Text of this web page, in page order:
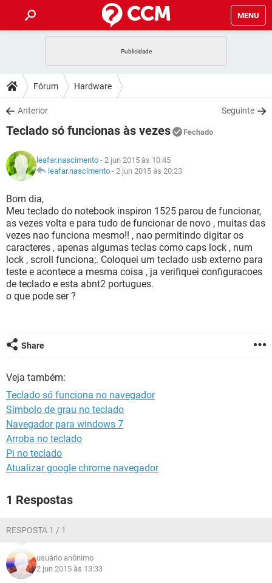
MENU
CELULAR
OUTLOOK
INSTAGRAM GMAIL
GUIA DE COMPRAS
DICAS
JOGOS
INSTAGRAM GMAIL
GUIA DE COMPRAS
DOWNLOADS
JOGOS WHATSAPP
CELULAR
OUTLOOK EXCEL
INSTAGRAM
GUIA DE COMPRAS
JOGOS WHATSAPP
CELULAR
OUTLOOK
INSTAGRAM GMAIL
GUIA DE COMPRAS
GLOSSÁRIO
JOGOS
CELULAR FACEBOOK
OUTLOOK EXCEL
INSTAGRAM GMAIL
GUIA DE COMPRAS
Fórum Hardware
Anterior Seguinte
Teclado só funcionas às vezes Fechado
leafar.nascimento - 2 jun 2015 às 10:45
leafar.nascimento - 2 jun 2015 às 20:23
Bom dia,
Meu teclado do notebook inspiron 1525 parou de funcionar,
as vezes volta e para tudo de funcionar de novo , muitas das
vezes nao funciona mesmo!! , nao permitindo digitar os
caracteres , apenas algumas teclas como caps lock , num
lock , scroll funciona;. Coloquei um teclado usb externo para
teste e acontece a mesma coisa , ja verifiquei configuracoes
de teclado e esta abnt2 portugues.
o que pode ser ?
Share
Veja também:
Teclado só funciona no navegador
Símbolo de grau no teclado
Navegador para windows 7
Arroba no teclado
Pi no teclado
Atualizar google chrome navegador
1 Respostas
RESPOSTA 1 / 1
usuário anônimo
2 jun 2015 às 13:33